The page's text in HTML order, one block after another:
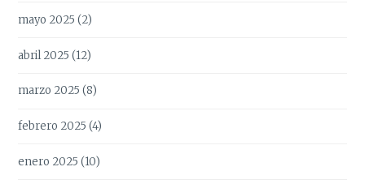
mayo 2025 (2)
abril 2025 (12)
marzo 2025 (8)
febrero 2025 (4)
enero 2025 (10)